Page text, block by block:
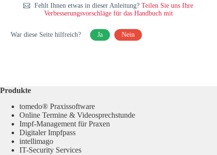
Fehlt Ihnen etwas in dieser Anleitung?Teilen Sie uns Ihre
Verbesserungsvorschläge für das Handbuch mit
War diese Seite hilfreich? Ja Nein
Produkte
tomedo® Praxissoftware
Online Termine & Videosprechstunde
Impf-Management für Praxen
Digitaler Impfpass
intellimago
IT-Security Services